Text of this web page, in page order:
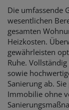
Die umfassende
wesentlichen
gesamten
Heizkosten.
gewährleisten
Ruhe.
sowie
Sanierung ab.
Immobilie ohne